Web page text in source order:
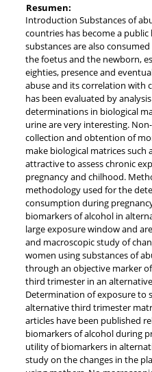
Resumen:
Introduction Substances of
countries has become a
substances are also
the foetus and the newborn,
eighties, presence and
abuse and its correlation with
has been evaluated by
determinations in biological
urine are very interesting.
collection and obtention of
make biological matrices such
attractive to assess chronic
pregnancy and chilhood.
methodology used for the
consumption during
biomarkers of alcohol in
large exposure window and
and macroscopic study of
women using substances of
through an objective marker
third trimester in an
Determination of exposure to
alternative third trimester
articles have been published
biomarkers of alcohol during
utility of biomarkers in
study on the changes in the